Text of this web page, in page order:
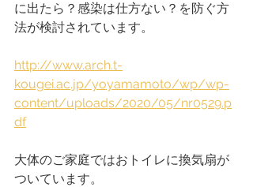
に出たら？感染は仕方ない？を防ぐ方
法が検討されています。
http://www.arch.t-
kougei.ac.jp/yoyamamoto/wp/wp-
content/uploads/2020/05/nr0529.p
df
大体のご家庭ではおトイレに換気扇が
ついています。